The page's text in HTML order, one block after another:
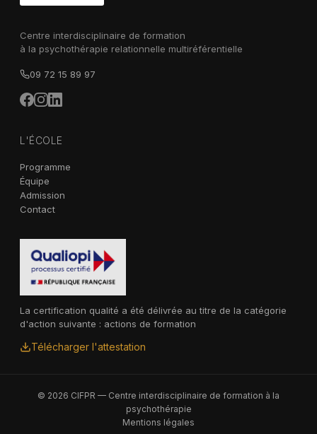
Centre interdisciplinaire de formation
à la psychothérapie relationnelle multiréférentielle
09 72 15 89 97
L'ÉCOLE
Programme
Équipe
Admission
Contact
La certification qualité a été délivrée au titre de la catégorie
d'action suivante : actions de formation
Télécharger l'attestation
© 2026 CIFPR — Centre interdisciplinaire de formation à la
psychothérapie
Mentions légales